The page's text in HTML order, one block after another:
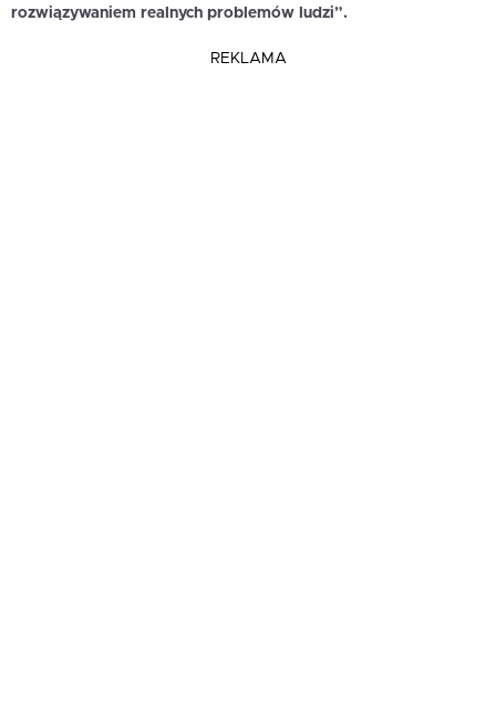
rozwiązywaniem realnych problemów ludzi”.
REKLAMA